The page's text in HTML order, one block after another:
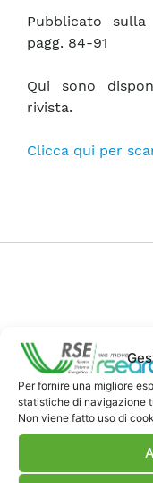
Per fornire una migliore
statistiche di navigazione
Non viene fatto uso di
Pubblicato sulla
pagg. 84-91
Qui sono
rivista.
Clicca qui per